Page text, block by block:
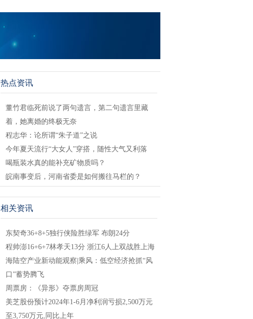
热点资讯
董竹君临死前说了两句遗言，第二句遗言里藏
着，她离婚的终极无奈
程志华：论所谓“朱子道”之说
今年夏天流行“大女人”穿搭，随性大气又利落
喝瓶装水真的能补充矿物质吗？
皖南事变后，河南省委是如何搬往马栏的？
相关资讯
东契奇36+8+5独行侠险胜绿军 布朗24分
程帅澎16+6+7林孝天13分 浙江6人上双战胜上海
海陆空产业新动能观察|乘风：低空经济抢抓“风
口”蓄势腾飞
周票房：《异形》夺票房周冠
美芝股份预计2024年1-6月净利润亏损2,500万元
至3,750万元,同比上年